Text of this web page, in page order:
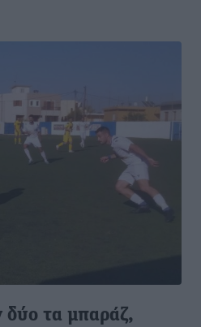
δύο τα μπαράζ,